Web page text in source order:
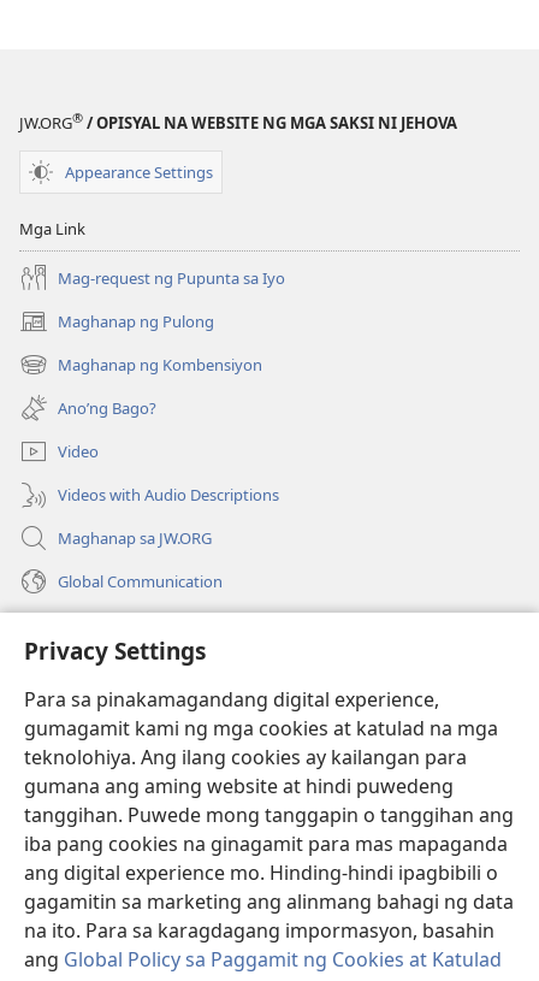
Privacy Settings
Para sa pinakamagandang digital experience,
gumagamit kami ng mga cookies at katulad na mga
teknolohiya. Ang ilang cookies ay kailangan para
gumana ang aming website at hindi puwedeng
tanggihan. Puwede mong tanggapin o tanggihan ang
iba pang cookies na ginagamit para mas mapaganda
ang digital experience mo. Hinding-hindi ipagbibili o
gagamitin sa marketing ang alinmang bahagi ng data
na ito. Para sa karagdagang impormasyon, basahin
ang Global Policy sa Paggamit ng Cookies at Katulad
JW.ORG® / OPISYAL NA WEBSITE NG MGA SAKSI NI JEHOVA
Appearance Settings
Mga Link
Mag-request ng Pupunta sa Iyo
Maghanap ng Pulong
(may
bubukas
na
bagong
window)
Maghanap ng Kombensiyon
(may
bubukas
na
bagong
window)
Ano’ng Bago?
Video
Videos with Audio Descriptions
Maghanap sa JW.ORG
Global Communication
(may
na
bagong
window)
Watchtower ONLINE LIBRARY™
(may
bubukas
na
bagong
window)
JW Hub ®
(may
bubukas
bagong
window)
JW Library ®
Watchtower Library®